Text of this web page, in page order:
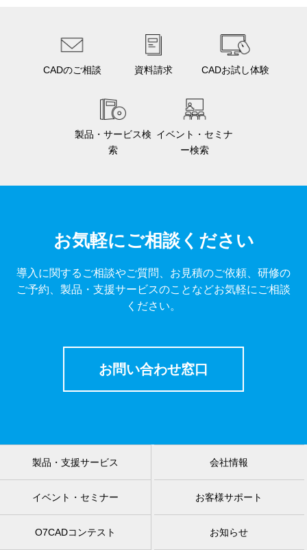
CADのご相談 資料請求 CADお試し体験
製品・サービス検
索
イベント・セミナ
ー検索
お気軽にご相談ください
導入に関するご相談やご質問、お見積のご依頼、研修の
ご予約、製品・支援サービスのことなどお気軽にご相談
ください。
お問い合わせ窓口
製品・支援サービス 会社情報
イベント・セミナー お客様サポート
O7CADコンテスト お知らせ